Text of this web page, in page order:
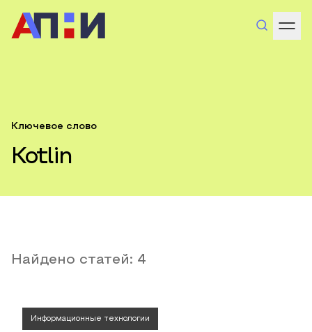
Ключевое слово
Kotlin
Найдено статей: 4
Информационные технологии